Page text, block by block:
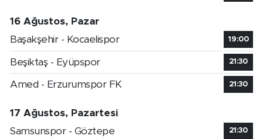
16 Ağustos, Pazar
Başakşehir - Kocaelispor
19:00
Beşiktaş - Eyüpspor 21:30
Amed - Erzurumspor FK 21:30
17 Ağustos, Pazartesi
Samsunspor - Göztepe
21:30